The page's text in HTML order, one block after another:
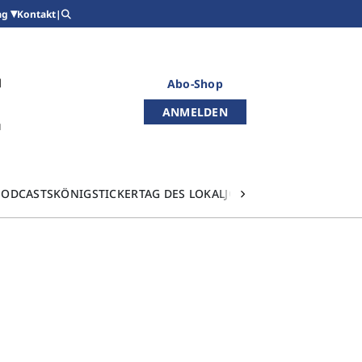
Kontakt|
Abo-Shop
ANMELDEN
KÖNIGSTICKERTAG DES LOKALJOURNALISMUS